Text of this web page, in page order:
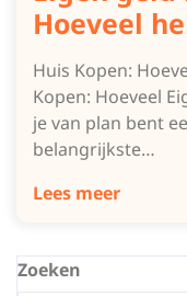
Hoeveel
Huis Kopen:
Kopen: Hoeveel
je van plan bent
belangrijkste…
Lees meer
Zoeken